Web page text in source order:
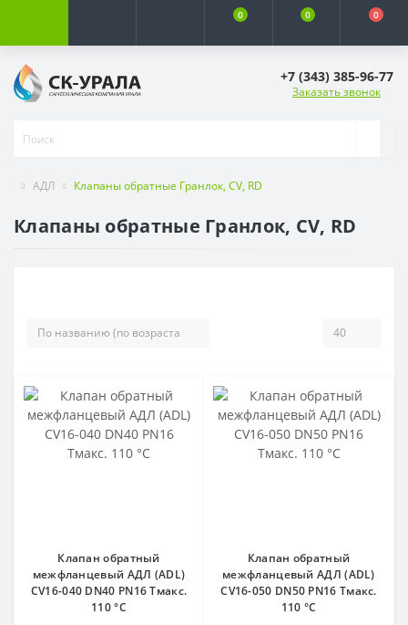
0 0 0
+7 (343) 385-96-77
Заказать звонок
АДЛ Клапаны обратные Гранлок, CV, RD
Клапаны обратные Гранлок, CV, RD
Клапан обратный
межфланцевый АДЛ (ADL)
CV16-040 DN40 PN16 Тмакс.
110 °С
Клапан обратный
межфланцевый АДЛ (ADL)
CV16-050 DN50 PN16 Тмакс.
110 °С